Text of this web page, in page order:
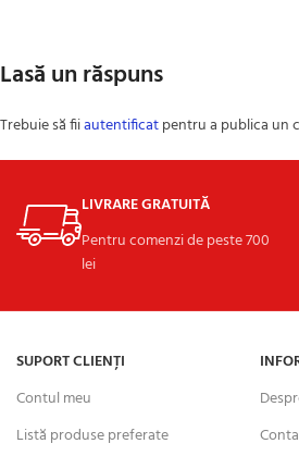
Lasă un răspuns
Trebuie să fiiautentificatpentru a publica un
LIVRARE GRATUITĂ
Pentru comenzi de peste 700
lei
SUPORT CLIENȚI
Contul meu
Listă produse preferate